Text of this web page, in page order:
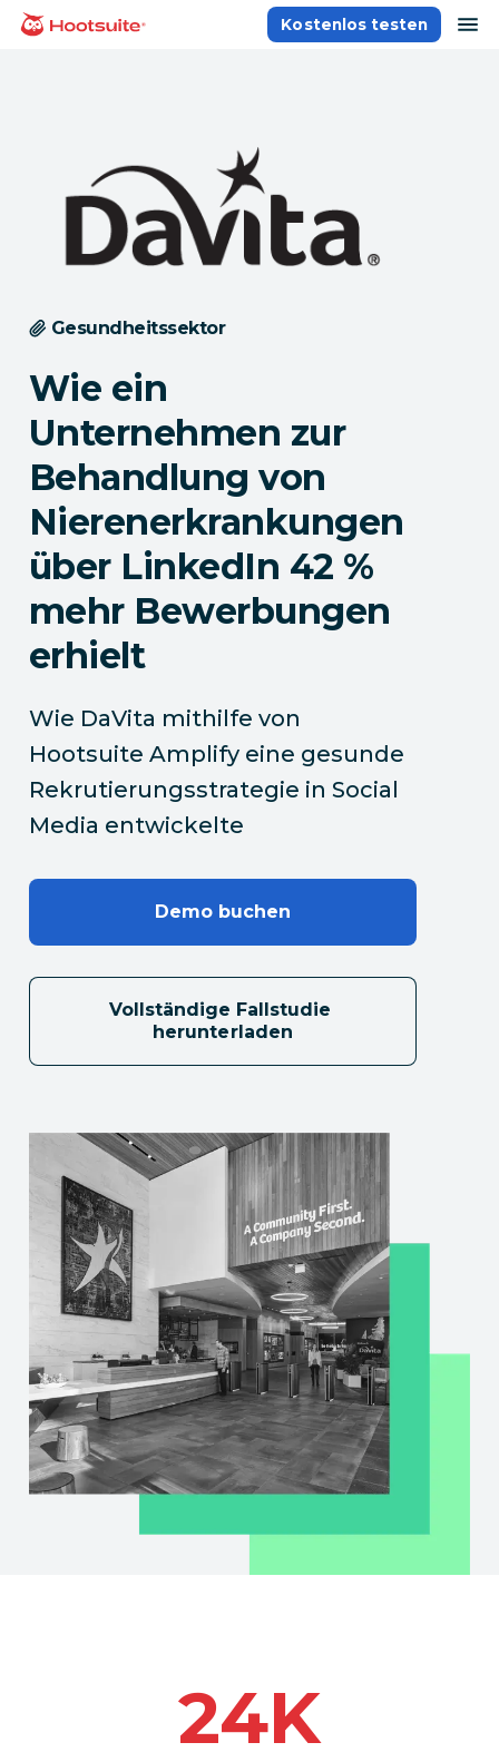
Direkt
zumHomepage
Kostenlos testen
Gesundheitssektor
Wie ein
Unternehmen zur
Behandlung von
Nierenerkrankungen
über LinkedIn 42 %
mehr Bewerbungen
erhielt
Wie DaVita mithilfe von
Hootsuite Amplify eine gesunde
Rekrutierungsstrategie in Social
Media entwickelte
Demo buchen
Vollständige Fallstudie
herunterladen
24K